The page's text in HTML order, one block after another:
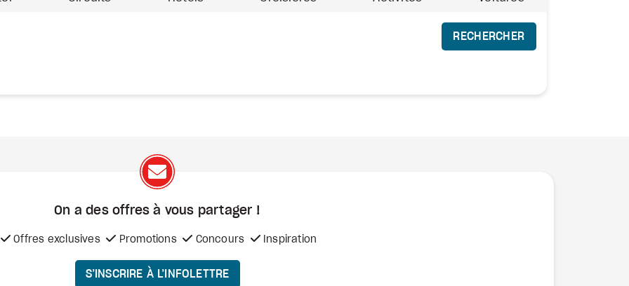
RECHERCHER
On a des offres à vous partager !
Offres exclusives Promotions Concours Inspiration
S’INSCRIRE À L’INFOLETTRE